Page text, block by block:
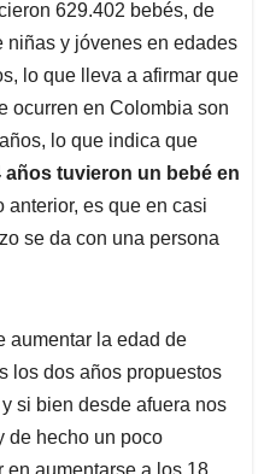
629.402 bebés, de
niñas y jóvenes en edades
lo que lleva a afirmar que
ocurren en Colombia son
lo que indica que
años tuvieron un bebé en
anterior, es que en casi
se da con una persona
aumentar la edad de
los dos años propuestos
si bien desde afuera nos
de hecho un poco